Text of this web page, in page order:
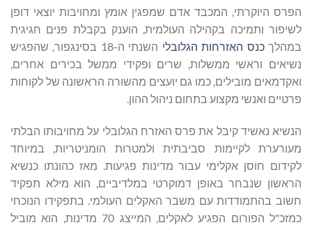
הפרס היוקרתי, המכבד אדם שמפגין אומץ ומחויבות יוצאי דופן
לשיפור ותמיכה בקהילה העולמית, הוענק בקבלת פנים חגיגית
במהלךכנס האזרחות הגלובלי
השנתי ה-18 בסינגפור, שהפגיש
נשיאים וראשי ממשלות, שרים ופקידי ממשל בכירים אחרים,
ואקדמאים מובילים, כמו גם יועצים מהשורה הראשונה של לקוחות
פרטיים ואנשי מקצוע בתחום ניהול ההון.
הנשיא נאשיד קיבל את פרס האזרח הגלובלי על מחויבותו הבלתי
מעורערת לקיימות סביבתית ולמטרות הומניטריות, במיוחד
לקידום חוסן אקלימי עבור מדינות פגיעות. מאז כהונתו כנשיא
הראשון שנבחר באופן דמוקרטי במלדיביים, הוא מילא תפקיד
חשוב בהתמודדות עם משבר האקלים העולמי. בתפקידו הנוכחי
כמזכ"ל הפורום הפגיע לאקלים, המייצג 70 מדינות, הוא מוביל